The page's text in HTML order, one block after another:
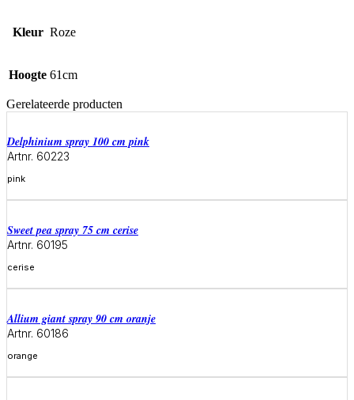
Kleur Roze
Hoogte 61cm
Gerelateerde producten
delphinium spray 100 cm pink
Artnr. 60223
pink
Meer informatie
sweet pea spray 75 cm cerise
Artnr. 60195
cerise
allium giant spray 90 cm oranje
Artnr. 60186
orange
Meer informatie